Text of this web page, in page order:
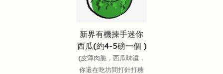
新界有機揀手迷你
西瓜(約4-5磅一個 )
(皮薄肉脆，西瓜味濃，
你還在吃坊間打針打糖